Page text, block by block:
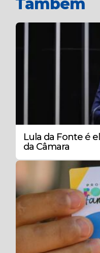
Também
Lula da Fonte é
da Câmara